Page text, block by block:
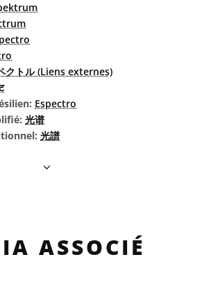
クトル (Liens externes)
Espectro
光谱
光譜
ASSOCIÉ